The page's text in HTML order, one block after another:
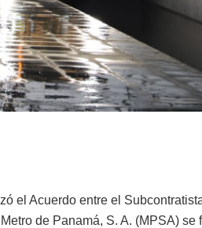
el Acuerdo entre el
de Panamá, S. A. (MPSA) se